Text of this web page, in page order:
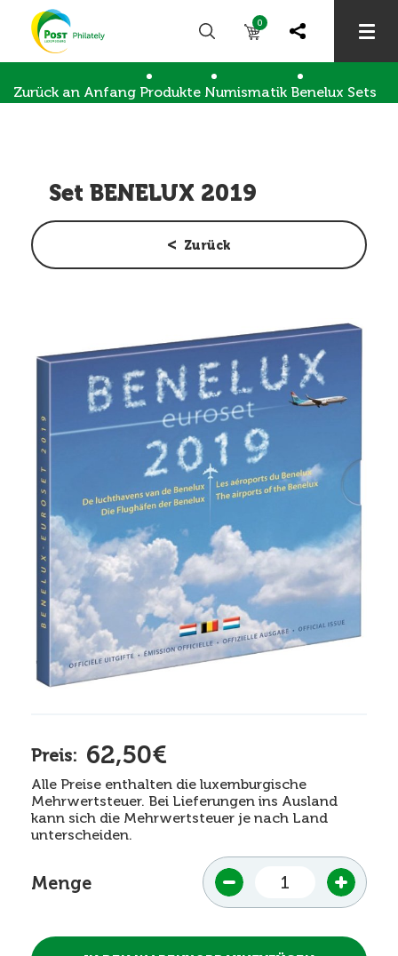
0
Zurück an Anfang Produkte Numismatik Benelux Sets
Set BENELUX 2019
Zurück
Preis: 62,50€
Alle Preise enthalten die luxemburgische
Mehrwertsteuer. Bei Lieferungen ins Ausland
kann sich die Mehrwertsteuer je nach Land
unterscheiden.
Menge